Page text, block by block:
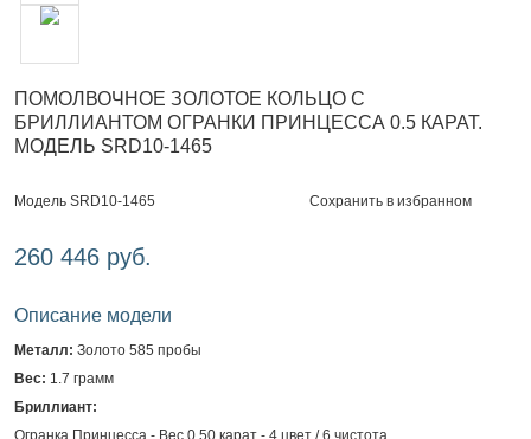
ПОМОЛВОЧНОЕ ЗОЛОТОЕ КОЛЬЦО С
БРИЛЛИАНТОМ ОГРАНКИ ПРИНЦЕССА 0.5 КАРАТ.
МОДЕЛЬ SRD10-1465
Модель SRD10-1465 Сохранить в избранном
260 446 руб.
Описание модели
Металл: Золото 585 пробы
Вес: 1.7 грамм
Бриллиант:
Огранка Принцесса - Вес 0.50 карат - 4 цвет / 6 чистота